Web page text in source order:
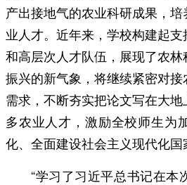
产出接地气的农业科研成果，
业人才。近年来，学校构建起
和高层次人才队伍，展现了农
振兴的新气象，将继续紧密对
需求，不断夯实把论文写在大
多农业人才，激励全校师生为
化、全面建设社会主义现代化国
“学习了习近平总书记在本